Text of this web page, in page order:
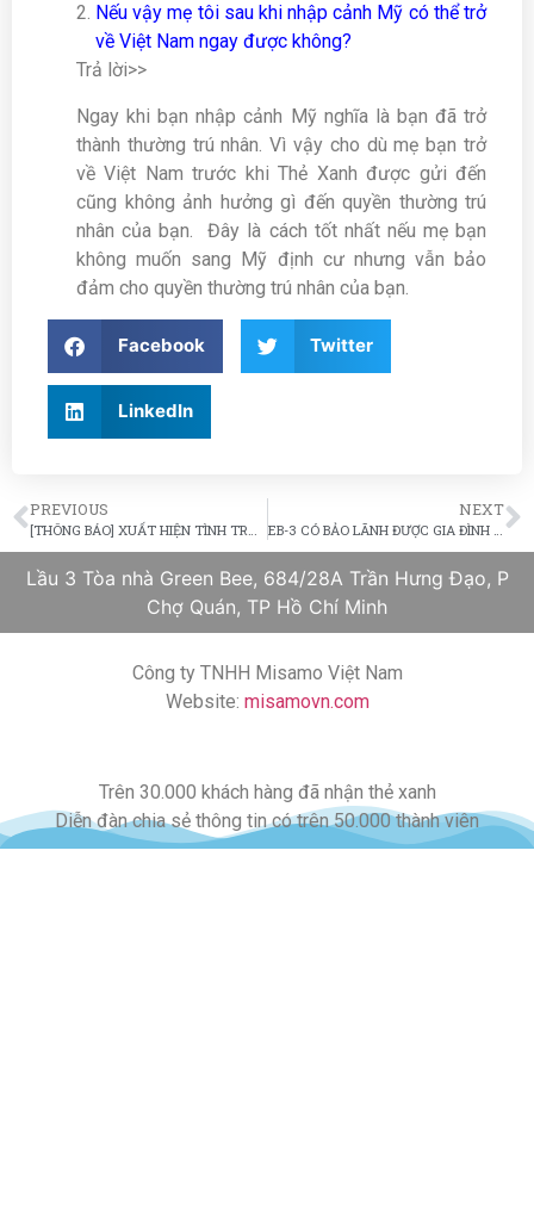
Nếu vậy mẹ tôi sau khi nhập cảnh Mỹ có thể trở
về Việt Nam ngay được không?
Trả lời>>
Ngay khi bạn nhập cảnh Mỹ nghĩa là bạn đã trở
thành thường trú nhân. Vì vậy cho dù mẹ bạn trở
về Việt Nam trước khi Thẻ Xanh được gửi đến
cũng không ảnh hưởng gì đến quyền thường trú
nhân của bạn. Đây là cách tốt nhất nếu mẹ bạn
không muốn sang Mỹ định cư nhưng vẫn bảo
đảm cho quyền thường trú nhân của bạn.
Facebook Twitter
LinkedIn
PREVIOUS NEXT
Lầu 3 Tòa nhà Green Bee, 684/28A Trần Hưng Đạo, P
Chợ Quán, TP Hồ Chí Minh
Công ty TNHH Misamo Việt Nam
Website: misamovn.com
Trên 30.000 khách hàng đã nhận thẻ xanh
Diễn đàn chia sẻ thông tin có trên 50.000 thành viên